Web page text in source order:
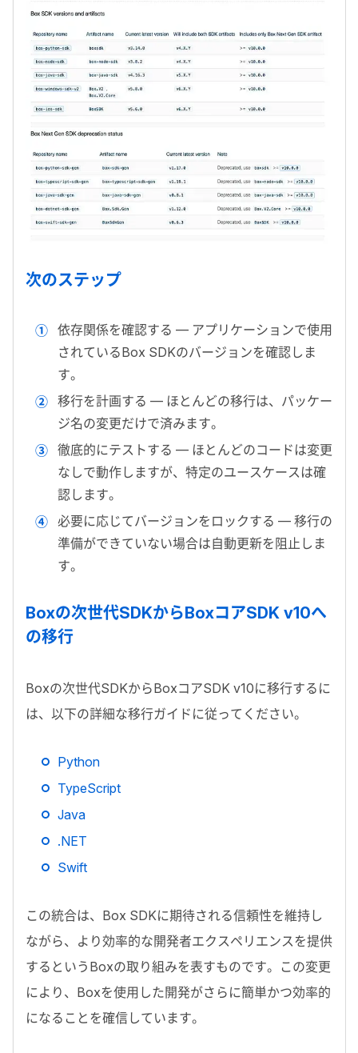
次のステップ
依存関係を確認する — アプリケーションで使用
されているBox SDKのバージョンを確認しま
す。
移行を計画する — ほとんどの移行は、パッケー
ジ名の変更だけで済みます。
徹底的にテストする — ほとんどのコードは変更
なしで動作しますが、特定のユースケースは確
認します。
必要に応じてバージョンをロックする — 移行の
準備ができていない場合は自動更新を阻止しま
す。
Boxの次世代SDKからBoxコアSDK v10へ
の移行
Boxの次世代SDKからBoxコアSDK v10に移行するに
は、以下の詳細な移行ガイドに従ってください。
Python
TypeScript
Java
.NET
Swift
この統合は、 Box SDKに期待される信頼性を維持し
ながら、より効率的な開発者エクスペリエンスを提供
するという Boxの取り組みを表すものです。この変更
により、 Boxを使用した開発がさらに簡単かつ効率的
になることを確信しています。